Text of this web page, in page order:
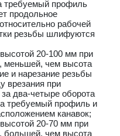
требуемый профиль
продольное
рабочей
резьбы шлифуются
20-100 мм при
меньшей, чем высота
и нарезание резьбы
врезания при
два-четыре оборота
требуемый профиль и
канавок;
20-70 мм при
большей, чем высота